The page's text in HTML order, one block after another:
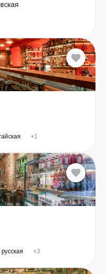
+1
русская +3